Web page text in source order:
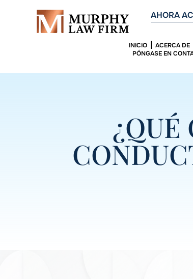
AHORA
INICIO ACERCA DE
PÓNGASE EN
¿QUÉ